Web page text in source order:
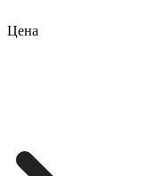
Цена